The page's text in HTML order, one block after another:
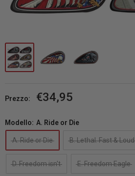
Prezzo:
Prezzo
€34,95
Modello: A. Ride or Die
A. Ride or Die B. Lethal. Fast & Loud
D. Freedom isn't E. Freedom Eagle